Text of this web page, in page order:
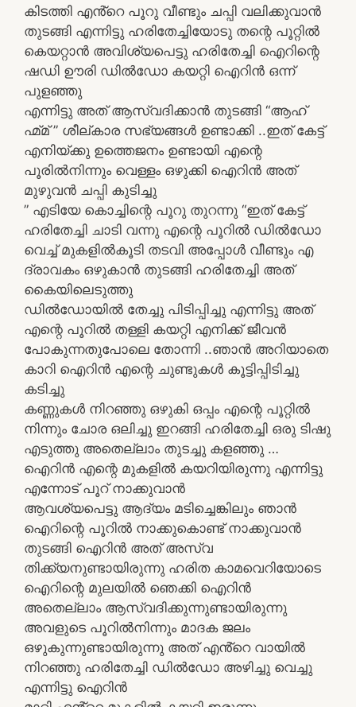
കിടത്തി എൻ്റെ പൂറു വീണ്ടും ചപ്പി വലിക്കുവാൻ
തുടങ്ങി എന്നിട്ടു ഹരിതേച്ചിയോടു തന്റെ പൂറ്റിൽ
കെയറ്റാൻ അവിശ്യപെട്ടു ഹരിതേച്ചി ഐറിന്റെ
ഷഡി ഊരി ഡിൽഡോ കയറ്റി ഐറിൻ ഒന്ന്
പുളഞ്ഞു
എന്നിട്ടു അത് ആസ്വദിക്കാൻ തുടങ്ങി “ആഹ്
ഹ്മ്മ് ” ശീല്കാര സഭ്യങ്ങൾ ഉണ്ടാക്കി ..ഇത് കേട്ട്
എനിയ്ക്കു ഉത്തെജനം ഉണ്ടായി എന്റെ
പൂരിൽനിന്നും വെള്ളം ഒഴുക്കി ഐറിൻ അത്
മുഴുവൻ ചപ്പി കുടിച്ചു
” എടിയേ കൊച്ചിന്റെ പൂറു തുറന്നു “ഇത് കേട്ട്
ഹരിതേച്ചി ചാടി വന്നു എന്റെ പൂറിൽ ഡിൽഡോ
വെച്ച് മുകളിൽകൂടി തടവി അപ്പോൾ വീണ്ടും എ
ദ്രാവകം ഒഴുകാൻ തുടങ്ങി ഹരിതേച്ചി അത്
കൈയിലെടുത്തു
ഡിൽഡോയിൽ തേച്ചു പിടിപ്പിച്ചു എന്നിട്ടു അത്
എന്റെ പൂറിൽ തള്ളി കയറ്റി എനിക്ക് ജീവൻ
പോകുന്നതുപോലെ തോന്നി ..ഞാൻ അറിയാതെ
കാറി ഐറിൻ എന്റെ ചുണ്ടുകൾ കൂട്ടിപ്പിടിച്ചു
കടിച്ചു
കണ്ണുകൾ നിറഞ്ഞു ഒഴുകി ഒപ്പം എന്റെ പൂറ്റിൽ
നിന്നും ചോര ഒലിച്ചു ഇറങ്ങി ഹരിതേച്ചി ഒരു ടിഷു
എടുത്തു അതെല്ലാം തുടച്ചു കളഞ്ഞു …
ഐറിൻ എന്റെ മുകളിൽ കയറിയിരുന്നു എന്നിട്ടു
എന്നോട് പൂറ് നാക്കുവാൻ
ആവശ്യപെട്ടു ആദ്യം മടിച്ചെങ്കിലും ഞാൻ
ഐറിന്റെ പൂറിൽ നാക്കുകൊണ്ട് നാക്കുവാൻ
തുടങ്ങി ഐറിൻ അത് അസ്വ
തിക്ക്യനുണ്ടായിരുന്നു ഹരിത കാമവെറിയോടെ
ഐറിന്റെ മുലയിൽ ഞെക്കി ഐറിൻ
അതെല്ലാം ആസ്വദിക്കുന്നുണ്ടായിരുന്നു
അവളുടെ പൂറിൽനിന്നും മാദക ജലം
ഒഴുകുന്നുണ്ടായിരുന്നു അത് എൻ്റെ വായിൽ
നിറഞ്ഞു ഹരിതേച്ചി ഡിൽഡോ അഴിച്ചു വെച്ചു
എന്നിട്ടു ഐറിൻ